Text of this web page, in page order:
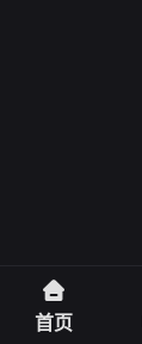
首页